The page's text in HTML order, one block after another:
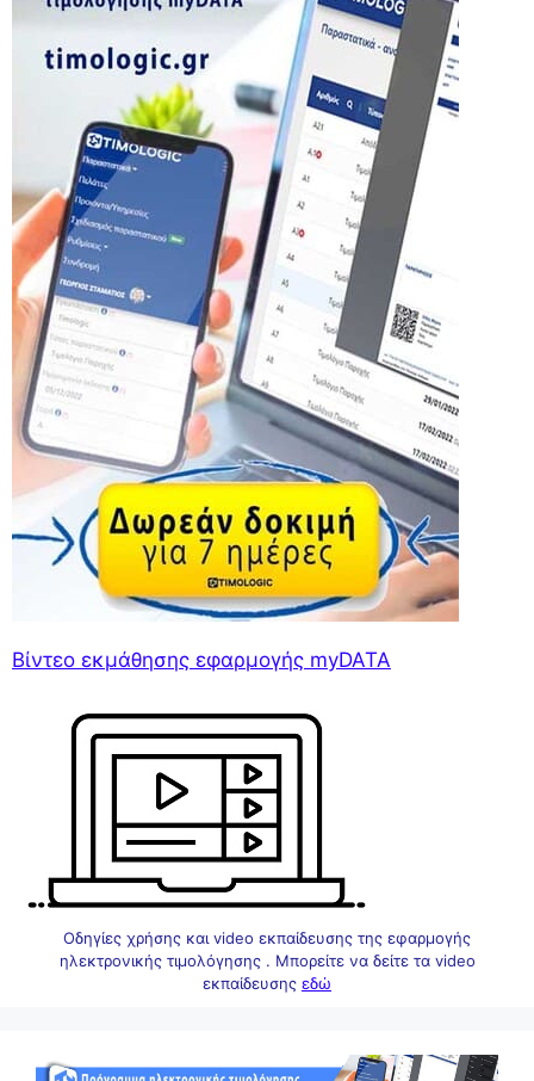
Βίντεο εκμάθησης εφαρμογής myDATA
Οδηγίες χρήσης και video εκπαίδευσης της εφαρμογής
ηλεκτρονικής τιμολόγησης . Μπορείτε να δείτε τα video
εκπαίδευσης εδώ